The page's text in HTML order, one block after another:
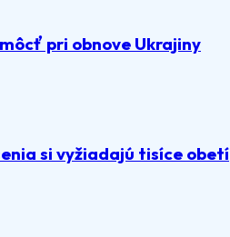
pri obnove Ukrajiny
si vyžiadajú tisíce obetí